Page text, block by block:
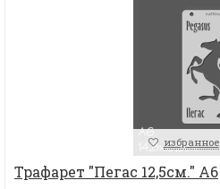
избранное
Трафарет "Пегас 12,5см." А6